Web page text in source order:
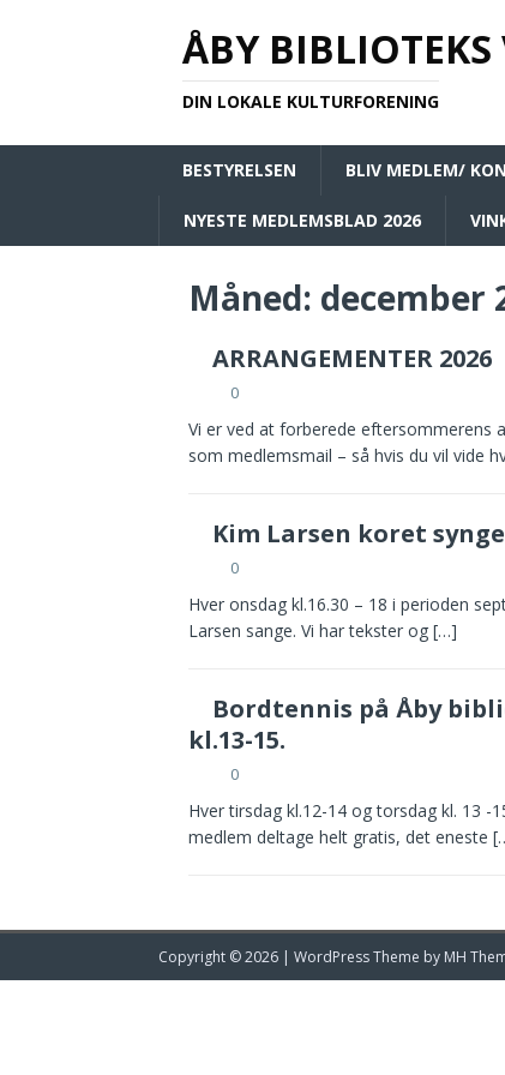
ÅBY BIBLIOTEKS
DIN LOKALE KULTURFORENING
BESTYRELSEN BLIV MEDLEM/
NYESTE MEDLEMSBLAD 2026
Måned: december
ARRANGEMENTER 2026
0
Vi er ved at forberede eftersommerens
som medlemsmail – så hvis du vil vide
Kim Larsen koret
0
Hver onsdag kl.16.30 – 18 i perioden
Larsen sange. Vi har tekster og […]
Bordtennis på Åby
kl.13-15.
0
Hver tirsdag kl.12-14 og torsdag kl. 13
medlem deltage helt gratis, det eneste
Copyright © 2026 | WordPress Theme by MH